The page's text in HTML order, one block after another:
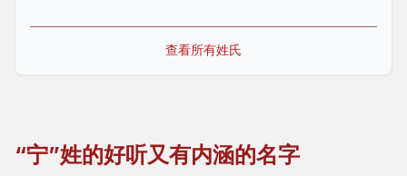
查看所有姓氏
“宁”姓的好听又有内涵的名字